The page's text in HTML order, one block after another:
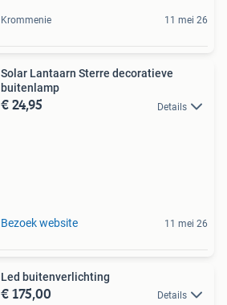
Krommenie 11 mei 26
Solar Lantaarn Sterre decoratieve
buitenlamp
€ 24,95 Details
Bezoek website 11 mei 26
Led buitenverlichting
€ 175,00 Details